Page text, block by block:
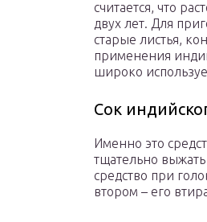
считается, что
двух лет. Для
старые листья,
применения
широко
Сок
Именно это
тщательно
средство при
втором – его